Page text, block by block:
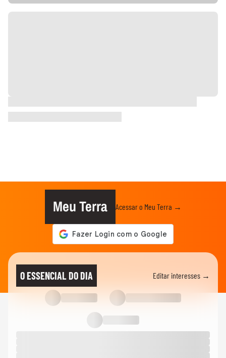
Meu Terra Acessar o Meu Terra →
O ESSENCIAL DO DIA Editar interesses →